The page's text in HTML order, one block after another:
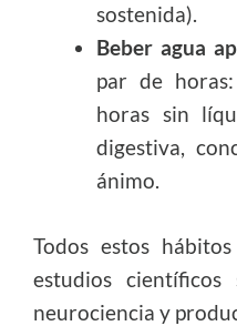
sostenida).
Beber agua
par de
horas sin
digestiva,
ánimo.
Todos estos
estudios científicos
neurociencia y